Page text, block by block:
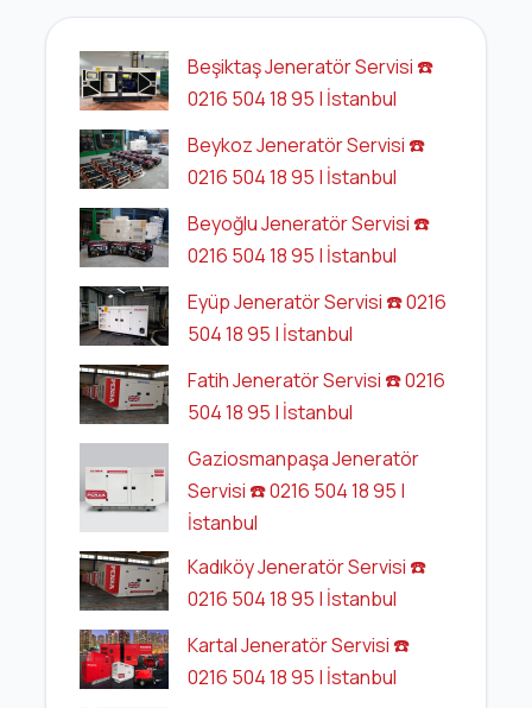
Beşiktaş Jeneratör Servisi ☎️
0216 504 18 95 | İstanbul
Beykoz Jeneratör Servisi ☎️
0216 504 18 95 | İstanbul
Beyoğlu Jeneratör Servisi ☎️
0216 504 18 95 | İstanbul
Eyüp Jeneratör Servisi ☎️ 0216
504 18 95 | İstanbul
Fatih Jeneratör Servisi ☎️ 0216
504 18 95 | İstanbul
Gaziosmanpaşa Jeneratör
Servisi ☎️ 0216 504 18 95 |
İstanbul
Kadıköy Jeneratör Servisi ☎️
0216 504 18 95 | İstanbul
Kartal Jeneratör Servisi ☎️
0216 504 18 95 | İstanbul